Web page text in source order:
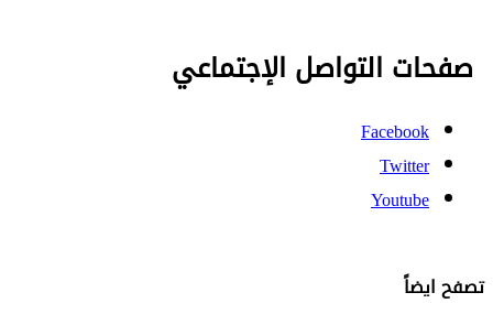
صفحات التواصل الإجتماعي
Facebook
Twitter
Youtube
تصفح ايضاً